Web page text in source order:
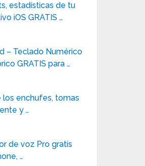
estadísticas de tu
iOS GRATIS …
– Teclado Numérico
GRATIS para …
los enchufes, tomas
y …
de voz Pro gratis
…